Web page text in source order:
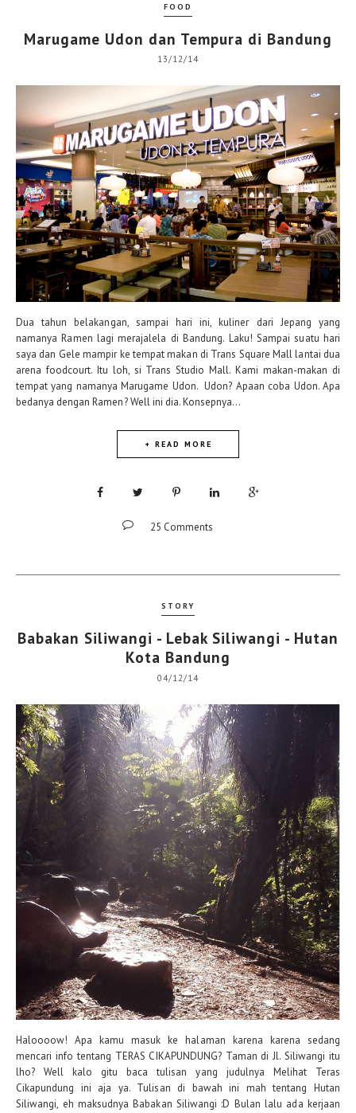
FOOD
Marugame Udon dan Tempura di Bandung
13/12/14
Dua tahun belakangan, sampai hari ini, kuliner dari Jepang yang
namanya Ramen lagi merajalela di Bandung. Laku! Sampai suatu hari
saya dan Gele mampir ke tempat makan di Trans Square Mall lantai dua
arena foodcourt. Itu loh, si Trans Studio Mall. Kami makan-makan di
tempat yang namanya Marugame Udon. Udon? Apaan coba Udon. Apa
bedanya dengan Ramen? Well ini dia. Konsepnya...
+ READ MORE
25 Comments
STORY
Babakan Siliwangi - Lebak Siliwangi - Hutan
Kota Bandung
04/12/14
Haloooow! Apa kamu masuk ke halaman karena karena sedang
mencari info tentang TERAS CIKAPUNDUNG? Taman di Jl. Siliwangi itu
lho? Well kalo gitu baca tulisan yang judulnya Melihat Teras
Cikapundung ini aja ya. Tulisan di bawah ini mah tentang Hutan
Siliwangi, eh maksudnya Babakan Siliwangi :D Bulan lalu ada kerjaan